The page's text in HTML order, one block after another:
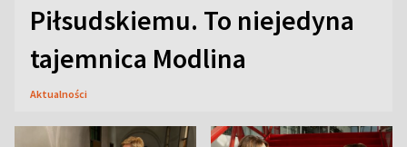
Piłsudskiemu. To niejedyna
tajemnica Modlina
Aktualności